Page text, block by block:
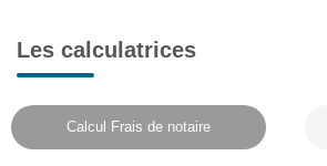
Les calculatrices
Calcul Frais de notaire